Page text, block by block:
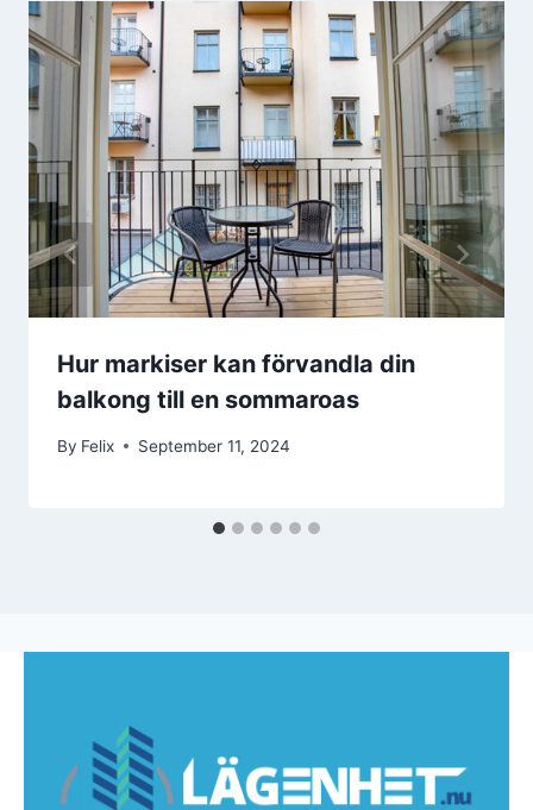
Hur markiser kan förvandla din
balkong till en sommaroas
By Felix September 11, 2024